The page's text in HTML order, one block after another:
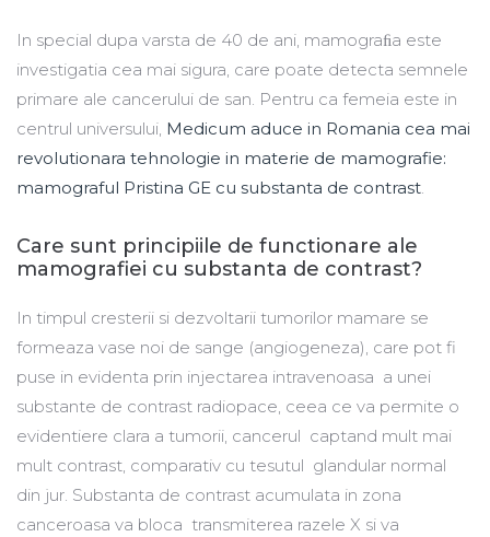
In special dupa varsta de 40 de ani, mamograﬁa este
investigatia cea mai sigura, care poate detecta semnele
primare ale cancerului de san. Pentru ca femeia este in
centrul universului, Medicum aduce in Romania cea mai
revolutionara tehnologie in materie de mamografie:
mamograful Pristina GE cu substanta de contrast.
Care sunt principiile de functionare ale
mamografiei cu substanta de contrast?
In timpul cresterii si dezvoltarii tumorilor mamare se
formeaza vase noi de sange (angiogeneza), care pot fi
puse in evidenta prin injectarea intravenoasa a unei
substante de contrast radiopace, ceea ce va permite o
evidentiere clara a tumorii, cancerul captand mult mai
mult contrast, comparativ cu tesutul glandular normal
din jur. Substanta de contrast acumulata in zona
canceroasa va bloca transmiterea razele X si va